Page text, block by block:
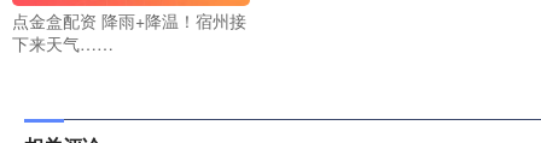
点金盒配资 降雨+降温！宿州接
下来天气……